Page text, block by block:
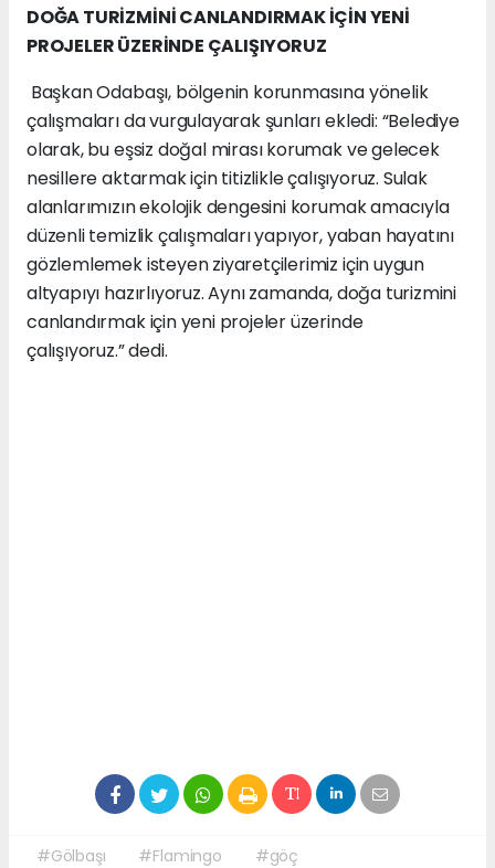
DOĞA TURİZMİNİ CANLANDIRMAK İÇİN YENİ
PROJELER ÜZERİNDE ÇALIŞIYORUZ
Başkan Odabaşı, bölgenin korunmasına yönelik
çalışmaları da vurgulayarak şunları ekledi: “Belediye
olarak, bu eşsiz doğal mirası korumak ve gelecek
nesillere aktarmak için titizlikle çalışıyoruz. Sulak
alanlarımızın ekolojik dengesini korumak amacıyla
düzenli temizlik çalışmaları yapıyor, yaban hayatını
gözlemlemek isteyen ziyaretçilerimiz için uygun
altyapıyı hazırlıyoruz. Aynı zamanda, doğa turizmini
canlandırmak için yeni projeler üzerinde
çalışıyoruz.” dedi.
#Gölbaşı #Flamingo #göç